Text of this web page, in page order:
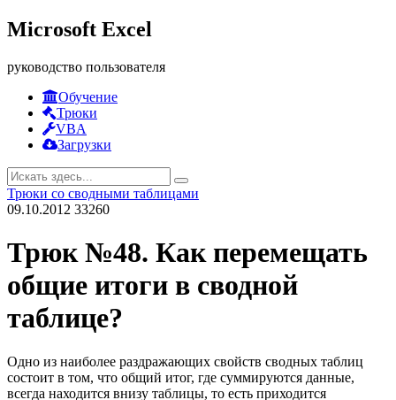
Microsoft Excel
руководство пользователя
Обучение
Трюки
VBA
Загрузки
Трюки со сводными таблицами
09.10.2012 33260
Трюк №48. Как перемещать
общие итоги в сводной
таблице?
Одно из наиболее раздражающих свойств сводных таблиц
состоит в том, что общий итог, где суммируются данные,
всегда находится внизу таблицы, то есть приходится